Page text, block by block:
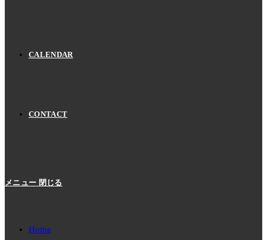
CALENDAR
CONTACT
メニュー 閉じる
Home